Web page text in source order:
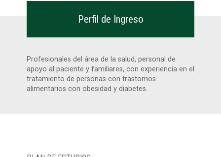
Perfil de Ingreso
Profesionales del área de la salud, personal de
apoyo al paciente y familiares, con experiencia en el
tratamiento de personas con trastornos
alimentarios con obesidad y diabetes.